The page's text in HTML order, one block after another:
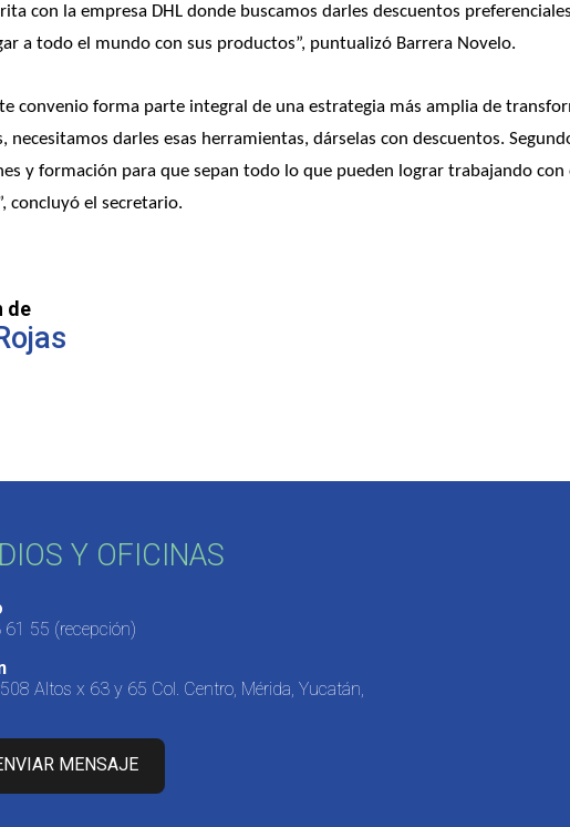
con la empresa DHL donde buscamos darles descuentos
a todo el mundo con sus productos”, puntualizó Barrera Novelo.
convenio forma parte integral de una estrategia más amplia de
necesitamos darles esas herramientas, dárselas con descuentos.
y formación para que sepan todo lo que pueden lograr trabajando con
concluyó el secretario.
de
Y OFICINAS
61 55 (recepción)
Altos x 63 y 65 Col. Centro, Mérida, Yucatán,
MENSAJE